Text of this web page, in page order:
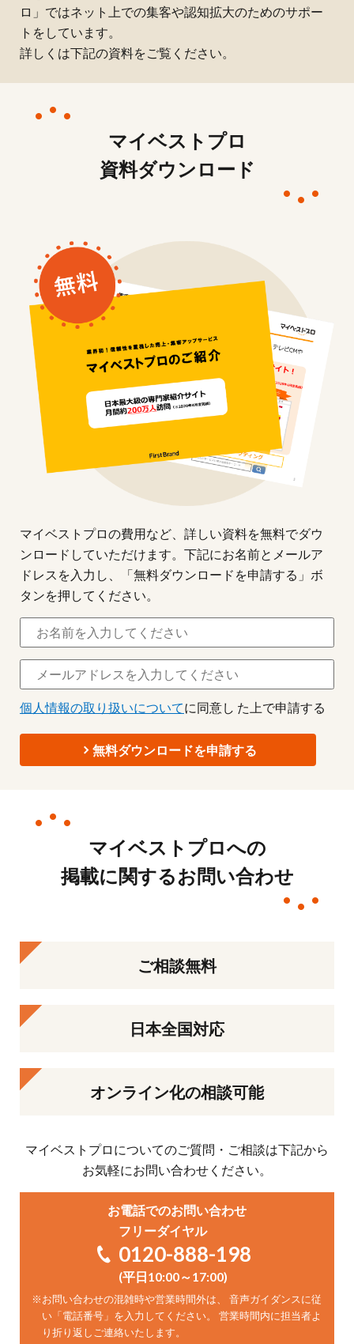
ロ」ではネット上での集客や認知拡大のためのサポー
トをしています。
詳しくは下記の資料をご覧ください。
マイベストプロ
資料ダウンロード
マイベストプロの費用など、詳しい資料を無料でダウ
ンロードしていただけます。下記にお名前とメールア
ドレスを入力し、「無料ダウンロードを申請する」ボ
タンを押してください。
個人情報の取り扱いについてに同意し た上で申請する
無料ダウンロードを申請する
マイベストプロへの
掲載に関するお問い合わせ
ご相談無料
日本全国対応
オンライン化の相談可能
マイベストプロについてのご質問・ご相談は下記から
お気軽にお問い合わせください。
お電話でのお問い合わせ
フリーダイヤル
0120-888-198
(平日10:00～17:00)
※お問い合わせの混雑時や営業時間外は、 音声ガイダンスに従
い「電話番号」を入力してください。 営業時間内に担当者よ
り折り返しご連絡いたします。